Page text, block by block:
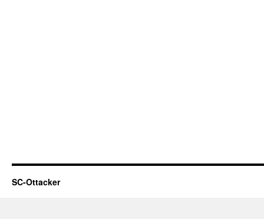
SC-Ottacker